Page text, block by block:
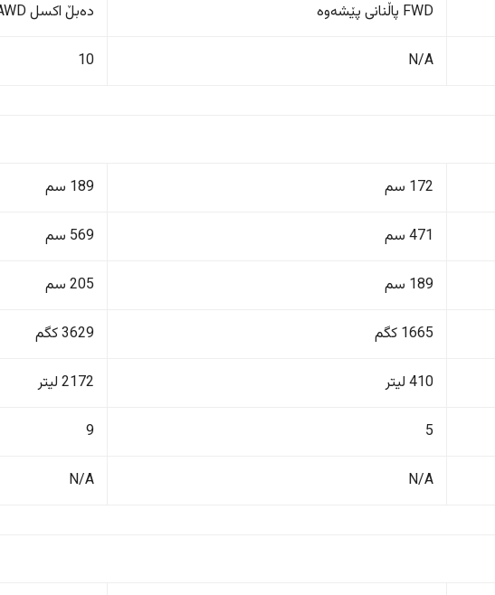
FWD پاڵنانی پێشەوە دەبڵ اکسل AWD
N/A
10
172 سم 189 سم
471 سم 569 سم
189 سم 205 سم
1665 کگم 3629 کگم
410 لیتر 2172 لیتر
5
9
N/A
N/A